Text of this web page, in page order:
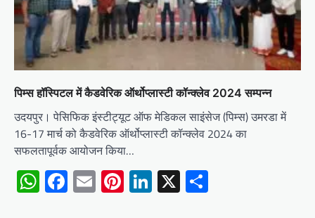
पिम्स हॉस्पिटल में कैडवेरिक ऑर्थोप्लास्टी कॉन्क्लेव 2024 सम्पन्न
उदयपुर। पेसिफिक इंस्टीट्यूट ऑफ मेडिकल साइंसेज (पिम्स) उमरडा में
16-17 मार्च को कैडवेरिक ऑर्थोप्लास्टी कॉन्क्लेव 2024 का
सफलतापूर्वक आयोजन किया…
WhatsApp
Facebook
EmailPinterest
LinkedIn
X